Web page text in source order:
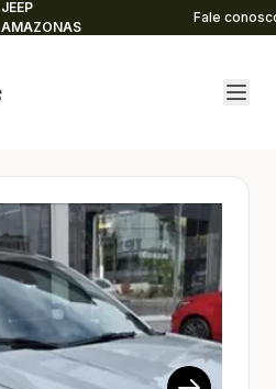
JEEP
AMAZONAS
Fale
1/17